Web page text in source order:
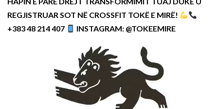
REGJISTRUAR SOT NË CROSSFIT TOKË E MIRË!
+383 48 214 407
INSTAGRAM: @TOKEEMIRE